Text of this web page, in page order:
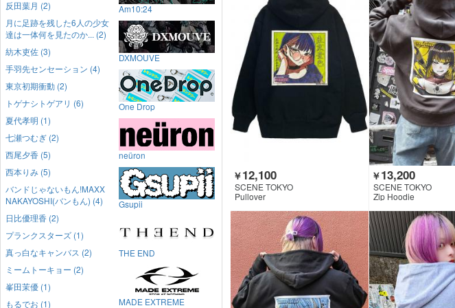
￥12,100
SCENE TOKYO
Pullover
￥13,200
SCENE TOKYO
Zip Hoodie
反田葉月 (2)
月に足跡を残した6人の少女
達は一体何を見たのか... (2)
紡木吏佐 (3)
手羽先センセーション (4)
東京初期衝動 (2)
トゲナシトゲアリ (6)
夏代孝明 (1)
七瀬つむぎ (2)
西尾夕香 (5)
西本りみ (5)
バンドじゃないもん!MAXX
NAKAYOSHI(バンもん) (4)
日比優理香 (2)
プランクスターズ (1)
真っ白なキャンバス (2)
ミームトーキョー (2)
峯田茉優 (1)
もるでお (1)
Am10:24
DXMOUVE
One Drop
neüron
Gsupii
THE END
MADE EXTREME